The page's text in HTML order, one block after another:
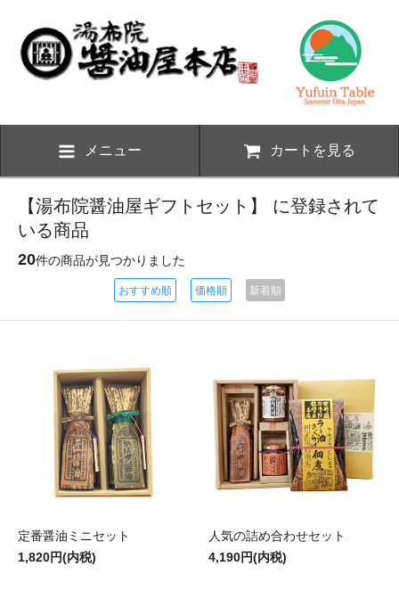
メニュー カートを見る
【湯布院醤油屋ギフトセット】 に登録されて
いる商品
20件の商品が見つかりました
おすすめ順 価格順 新着順
定番醤油ミニセット
1,820円(内税)
人気の詰め合わせセット
4,190円(内税)